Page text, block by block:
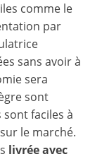
comme le
par
sans avoir à
sera
sont
sont faciles à
le marché.
livrée avec